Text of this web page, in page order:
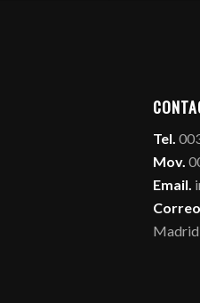
Tel.
Mov.
Email.
Madrid